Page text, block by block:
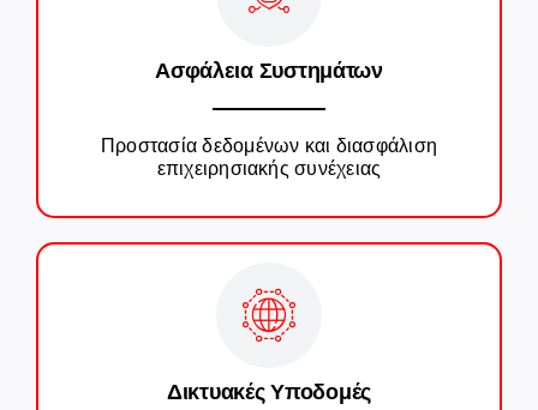
Ασφάλεια Συστημάτων
Προστασία δεδομένων και διασφάλιση
επιχειρησιακής συνέχειας
Δικτυακές Υποδομές